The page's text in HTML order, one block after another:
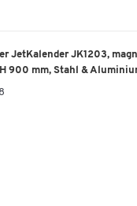
JetKalender JK1203,
900 mm, Stahl &